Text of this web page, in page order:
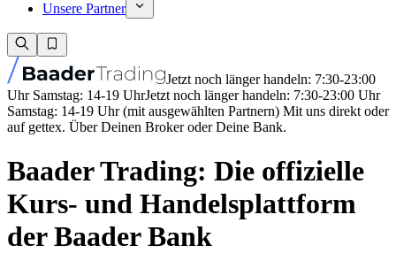
Unsere Partner
Jetzt noch länger handeln: 7:30-23:00
Uhr Samstag: 14-19 UhrJetzt noch länger handeln: 7:30-23:00 Uhr
Samstag: 14-19 Uhr (mit ausgewählten Partnern) Mit uns direkt oder
auf gettex. Über Deinen Broker oder Deine Bank.
Baader Trading: Die offizielle
Kurs- und Handelsplattform
der Baader Bank